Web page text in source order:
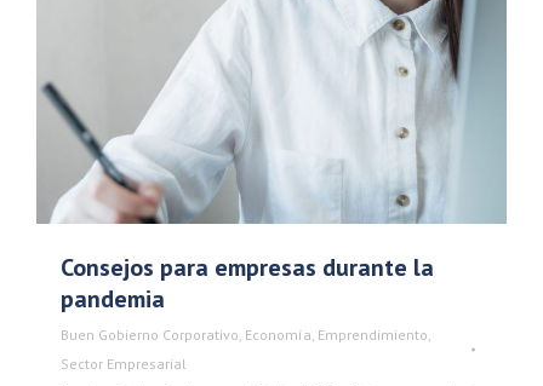
Consejos para empresas durante la
pandemia
Buen Gobierno Corporativo, Economía, Emprendimiento,
Sector Empresarial